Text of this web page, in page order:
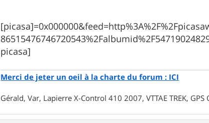
picasa]
Merci de jeter un oeil à la charte du forum : ICI
Gérald, Var, Lapierre X-Control 410 2007, VTTAE TREK, GPS